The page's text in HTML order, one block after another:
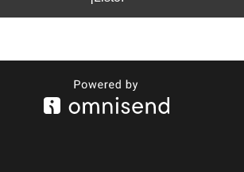
“Gritos de Libertad”